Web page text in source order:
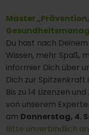
Master
Du hast nach
Wissen, mehr Spaß,
informier Dich über
Dich zur
Bis zu 14 Lizenzen
von unserem
am Donnerstag, 4.
Bitte unverbindlich